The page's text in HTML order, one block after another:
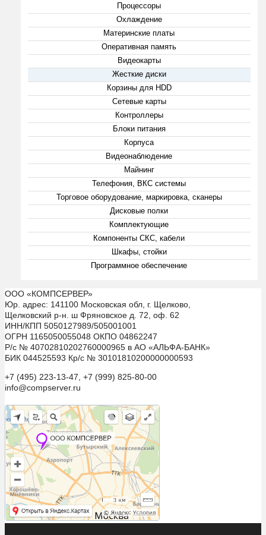
Процессоры
Охлаждение
Материнские платы
Оперативная память
Видеокарты
Жесткие диски
Корзины для HDD
Сетевые карты
Контроллеры
Блоки питания
Корпуса
Видеонаблюдение
Майнинг
Телефония, ВКС системы
Торговое оборудование, маркировка, сканеры
Дисковые полки
Комплектующие
Компоненты СКС, кабели
Шкафы, стойки
Программное обеспечение
ООО «КОМПСЕРВЕР»
Юр. адрес: 141100 Московская обл, г. Щелково,
Щелковский р-н. ш Фряновское д. 72, оф. 62
ИНН/КПП 5050127989/505001001
ОГРН 1165050055048 ОКПО 04862247
Р/с № 40702810202760000965 в АО «АЛЬФА-БАНК»
БИК 044525593 Кр/с № 30101810200000000593
+7 (495) 223-13-47, +7 (999) 825-80-00
info@compserver.ru